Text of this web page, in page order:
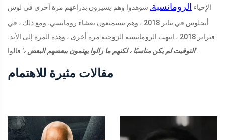
الإحياء الرومانسية. شوهدوا وهم يسيرون بذراعهم مرة أخرى في لوس
أنجلوس في يناير 2018 ، وهم يستمتعون بعشاء رومانسي. ومع ذلك ، في
فبراير 2018 ، انتهت الرومانسية الزوجية مرة أخرى ، وهذه المرة إلى الأبد.
'التوقيت لم يكن مناسبًا ، لكنهم ما زالوا يهتمون ببعضهم البعض ،'قالوا.
مقالات مثيرة للاهتمام